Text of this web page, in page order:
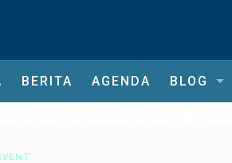
BERITA AGENDA BLOG